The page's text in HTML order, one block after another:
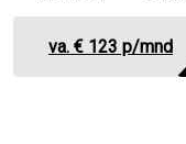
va. € 123 p/mnd